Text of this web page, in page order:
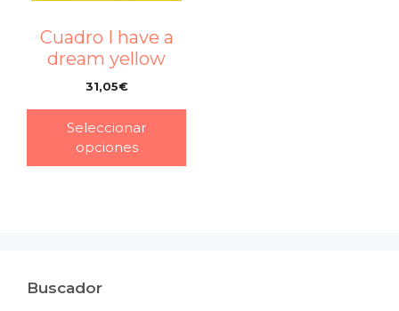
Cuadro I have a
dream yellow
31,05€
Seleccionar
opciones
Buscador